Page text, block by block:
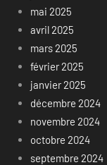
mai 2025
avril 2025
mars 2025
février 2025
janvier 2025
décembre 2024
novembre 2024
octobre 2024
septembre 2024